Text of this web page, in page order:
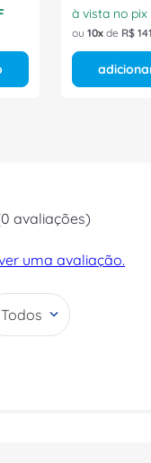
à vista no pix
ou 10 de R$ 141
avaliações)
uma avaliação.
Todos